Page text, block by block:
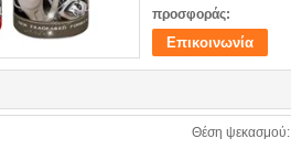
προσφοράς:
Επικοινωνία
Θέση ψεκασμού: